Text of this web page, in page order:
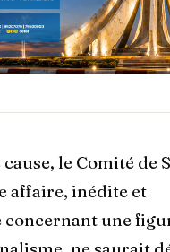
le Comité de
affaire, inédite et
concernant une